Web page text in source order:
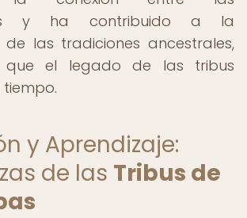
y ha contribuido a la
de las tradiciones ancestrales,
que el legado de las tribus
y Aprendizaje:
de las Tribus de